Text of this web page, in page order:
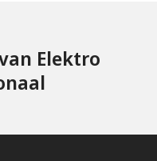
Elektro